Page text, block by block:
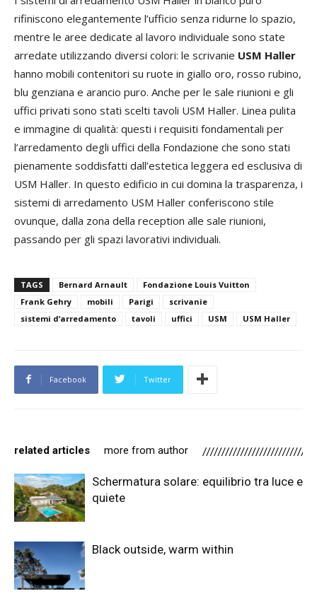
rifiniscono elegantemente l’ufficio senza ridurne lo spazio,
mentre le aree dedicate al lavoro individuale sono state
arredate utilizzando diversi colori: le scrivanie USM Haller
hanno mobili contenitori su ruote in giallo oro, rosso rubino,
blu genziana e arancio puro. Anche per le sale riunioni e gli
uffici privati sono stati scelti tavoli USM Haller. Linea pulita
e immagine di qualità: questi i requisiti fondamentali per
l’arredamento degli uffici della Fondazione che sono stati
pienamente soddisfatti dall’estetica leggera ed esclusiva di
USM Haller. In questo edificio in cui domina la trasparenza, i
sistemi di arredamento USM Haller conferiscono stile
ovunque, dalla zona della reception alle sale riunioni,
passando per gli spazi lavorativi individuali.
TAGS Bernard Arnault
Fondazione Louis Vuitton
Frank Gehry
mobili Parigi
scrivanie
sistemi d’arredamento
tavoli uffici USM USM Haller
Facebook Twitter
related articles more from author
Schermatura solare: equilibrio tra luce e
quiete
Black outside, warm within